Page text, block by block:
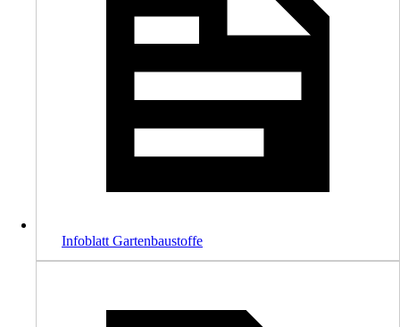
Infoblatt Gartenbaustoffe